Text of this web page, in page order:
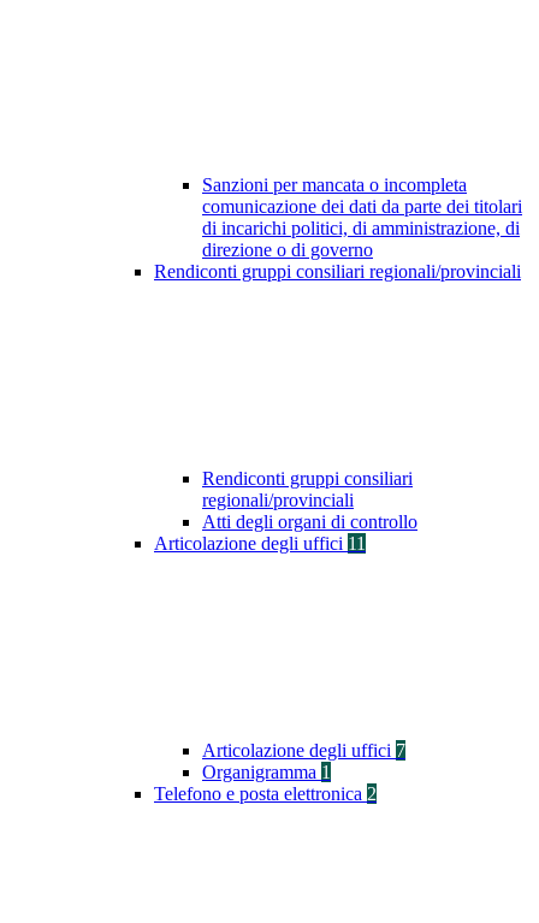
Sanzioni per mancata o incompleta
comunicazione dei dati da parte dei titolari
di incarichi politici, di amministrazione, di
direzione o di governo
Rendiconti gruppi consiliari regionali/provinciali
Rendiconti gruppi consiliari
regionali/provinciali
Atti degli organi di controllo
Articolazione degli uffici 11
Articolazione degli uffici 7
Organigramma 1
Telefono e posta elettronica 2